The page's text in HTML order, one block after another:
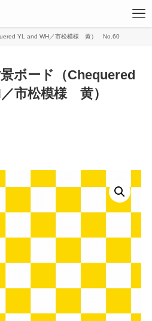
YL and WH／市松模様 黄） No.60
ボード（Chequered
／市松模様 黄）